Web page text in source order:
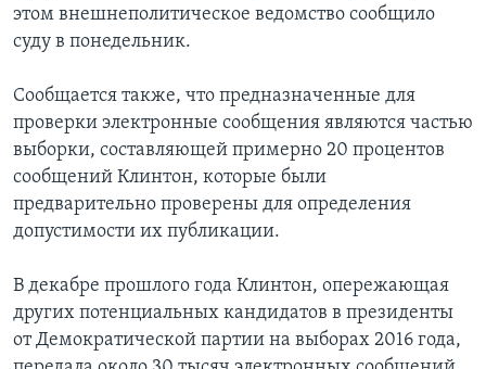
этом внешнеполитическое ведомство сообщило
суду в понедельник.
Сообщается также, что предназначенные для
проверки электронные сообщения являются частью
выборки, составляющей примерно 20 процентов
сообщений Клинтон, которые были
предварительно проверены для определения
допустимости их публикации.
В декабре прошлого года Клинтон, опережающая
других потенциальных кандидатов в президенты
от Демократической партии на выборах 2016 года,